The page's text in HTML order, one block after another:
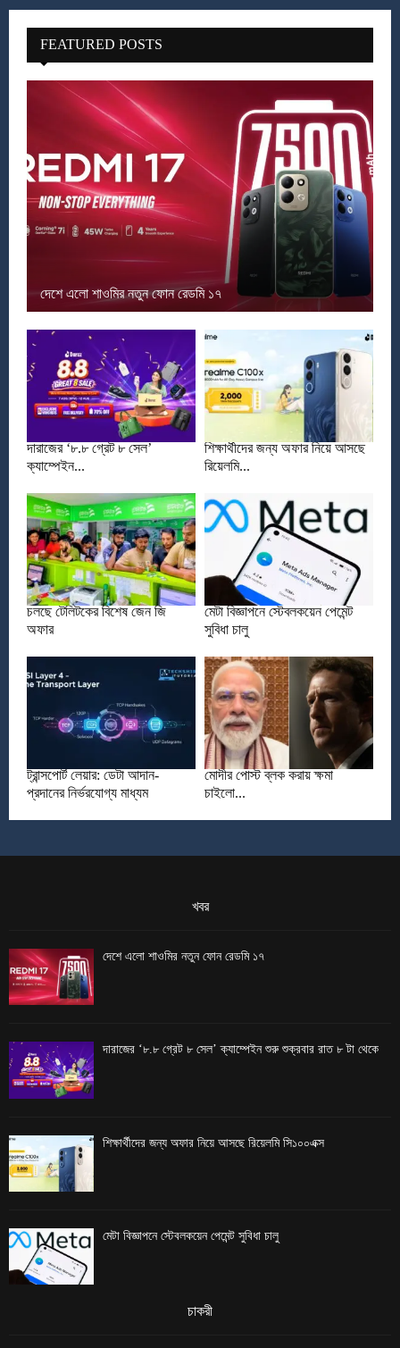
FEATURED POSTS
দেশে এলো শাওমির নতুন ফোন রেডমি ১৭
দারাজের ‘৮.৮ গ্রেট ৮ সেল’
ক্যাম্পেইন...
শিক্ষার্থীদের জন্য অফার নিয়ে আসছে
রিয়েলমি...
চলছে টেলিটকের বিশেষ জেন জি
অফার
মেটা বিজ্ঞাপনে স্টেবলকয়েন পেমেন্ট
সুবিধা চালু
ট্রান্সপোর্ট লেয়ার: ডেটা আদান-
প্রদানের নির্ভরযোগ্য মাধ্যম
মোদীর পোস্ট ব্লক করায় ক্ষমা
চাইলো...
খবর
দেশে এলো শাওমির নতুন ফোন রেডমি ১৭
দারাজের ‘৮.৮ গ্রেট ৮ সেল’ ক্যাম্পেইন শুরু শুক্রবার রাত ৮ টা থেকে
শিক্ষার্থীদের জন্য অফার নিয়ে আসছে রিয়েলমি সি১০০এক্স
মেটা বিজ্ঞাপনে স্টেবলকয়েন পেমেন্ট সুবিধা চালু
চাকরী